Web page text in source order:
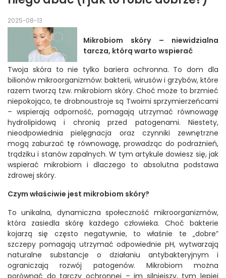
2025-08-13
Mikrobiom skóry – niewidzialna
tarcza, którą warto wspierać
Twoja skóra to nie tylko bariera ochronna. To dom dla
bilionów mikroorganizmów: bakterii, wirusów i grzybów, które
razem tworzą tzw. mikrobiom skóry. Choć może to brzmieć
niepokojąco, te drobnoustroje są Twoimi sprzymierzeńcami
– wspierają odporność, pomagają utrzymać równowagę
hydrolipidową i chronią przed patogenami. Niestety,
nieodpowiednia pielęgnacja oraz czynniki zewnętrzne
mogą zaburzać tę równowagę, prowadząc do podrażnień,
trądziku i stanów zapalnych. W tym artykule dowiesz się, jak
wspierać mikrobiom i dlaczego to absolutna podstawa
zdrowej skóry.
Czym właściwie jest mikrobiom skóry?
To unikalna, dynamiczna społeczność mikroorganizmów,
która zasiedla skórę każdego człowieka. Choć bakterie
kojarzą się często negatywnie, to właśnie te „dobre”
szczepy pomagają utrzymać odpowiednie pH, wytwarzają
naturalne substancje o działaniu antybakteryjnym i
ograniczają rozwój patogenów. Mikrobiom można
porównać do tarczy ochronnej – im silniejszy, tym lepiej